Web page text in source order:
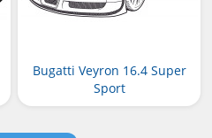
Bugatti Veyron 16.4 Super
Sport